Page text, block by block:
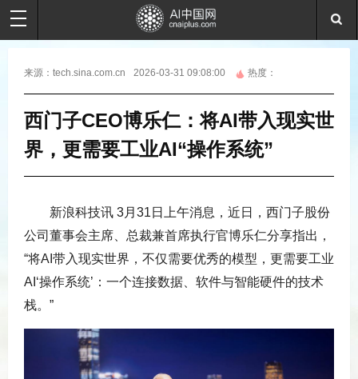
来源： tech.sina.com.cn 2026-03-31 09:08:00 热度：
西门子CEO博乐仁：将AI带入现实世
界，更需要工业AI“操作系统”
新浪科技讯 3月31日上午消息，近日，西门子股份
公司董事会主席、总裁兼首席执行官博乐仁分享指出，
“将AI带入现实世界，不仅需要优秀的模型，更需要工业
AI‘操作系统’：一个连接数据、软件与智能硬件的技术
栈。”